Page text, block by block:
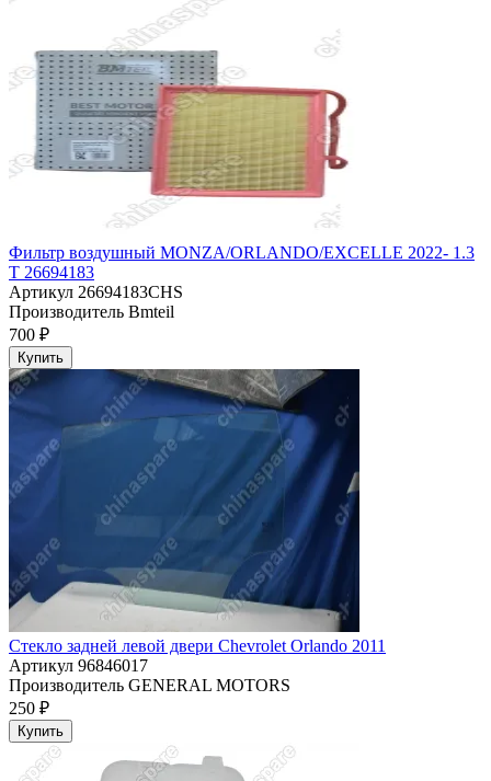
Фильтр воздушный MONZA/ORLANDO/EXCELLE 2022- 1.3
T 26694183
Артикул 26694183CHS
Производитель Bmteil
700 ₽
Купить
Стекло задней левой двери Chevrolet Orlando 2011
Артикул 96846017
Производитель GENERAL MOTORS
250 ₽
Купить